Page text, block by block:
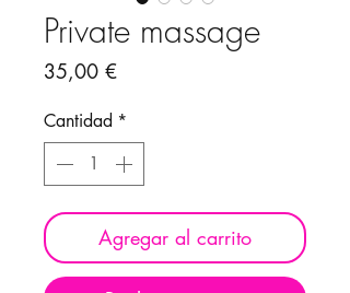
Private massage
35,00 €Precio
Cantidad *
Agregar al carrito